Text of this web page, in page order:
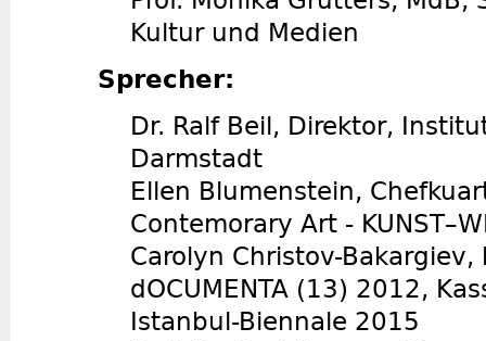
Kultur und Medien
Sprecher:
Dr. Ralf Beil, Direktor,
Darmstadt
Ellen Blumenstein,
Contemorary Art -
Carolyn Christov-
dOCUMENTA (13) 2012,
Istanbul-Biennale 2015